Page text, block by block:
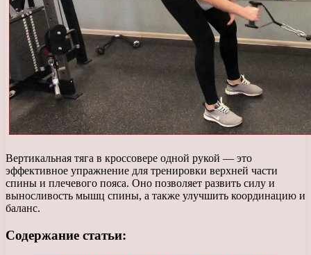
Вертикальная тяга в кроссовере одной рукой — это
эффективное упражнение для тренировки верхней части
спины и плечевого пояса. Оно позволяет развить силу и
выносливость мышц спины, а также улучшить координацию и
баланс.
Содержание статьи: